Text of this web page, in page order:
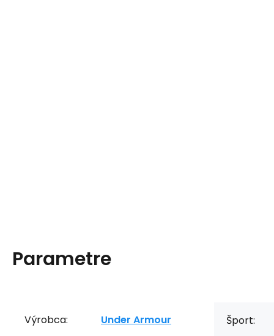
Parametre
Výrobca: Under Armour Šport: